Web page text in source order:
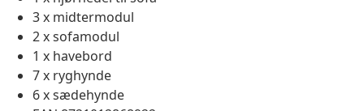
3 x midtermodul
2 x sofamodul
1 x havebord
7 x ryghynde
6 x sædehynde